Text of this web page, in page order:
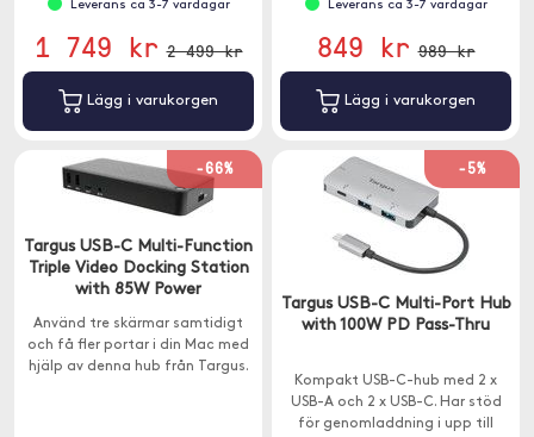
Leverans ca 3-7 vardagar
1 749 kr 2 499 kr
Lägg i varukorgen
Leverans ca 3-7 vardagar
849 kr 989 kr
Lägg i varukorgen
-66%
Targus USB-C Multi-Function
Triple Video Docking Station
with 85W Power
Använd tre skärmar samtidigt
och få fler portar i din Mac med
hjälp av denna hub från Targus.
-5%
Targus USB-C Multi-Port Hub
with 100W PD Pass-Thru
Kompakt USB-C-hub med 2 x
USB-A och 2 x USB-C. Har stöd
för genomladdning i upp till